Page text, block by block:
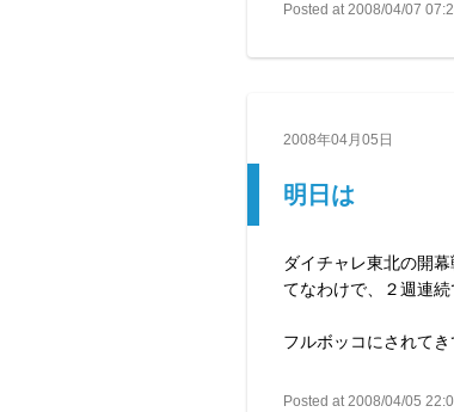
Posted at 2008/04/07
2008年04月05日
明日は
ダイチャレ東北の開幕
てなわけで、２週連
フルボッコにされてき
Posted at 2008/04/05